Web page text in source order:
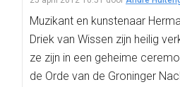
Muzikant en kunstenaar
Driek van Wissen zijn heilig
ze zijn in een geheime
de Orde van de Groninger